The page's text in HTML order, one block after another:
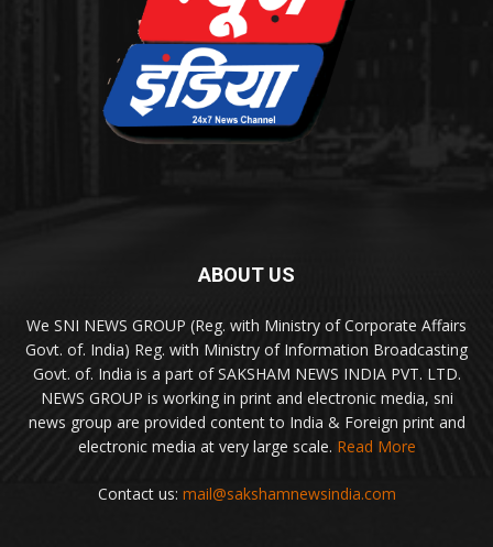
ABOUT US
We SNI NEWS GROUP (Reg. with Ministry of Corporate Affairs
Govt. of. India) Reg. with Ministry of Information Broadcasting
Govt. of. India is a part of SAKSHAM NEWS INDIA PVT. LTD.
NEWS GROUP is working in print and electronic media, sni
news group are provided content to India & Foreign print and
electronic media at very large scale. Read More
Contact us: mail@sakshamnewsindia.com